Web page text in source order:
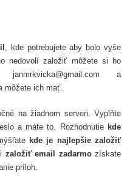
, kde potrebujete aby bolo vyše
nedovolí založiť môžete si ho
a
môžete ich mať.
na žiadnom serveri. Vyplňte
a máte to. Rozhodnutie kde
kde je najlepšie založiť
založiť email zadarmozískate
príloh.